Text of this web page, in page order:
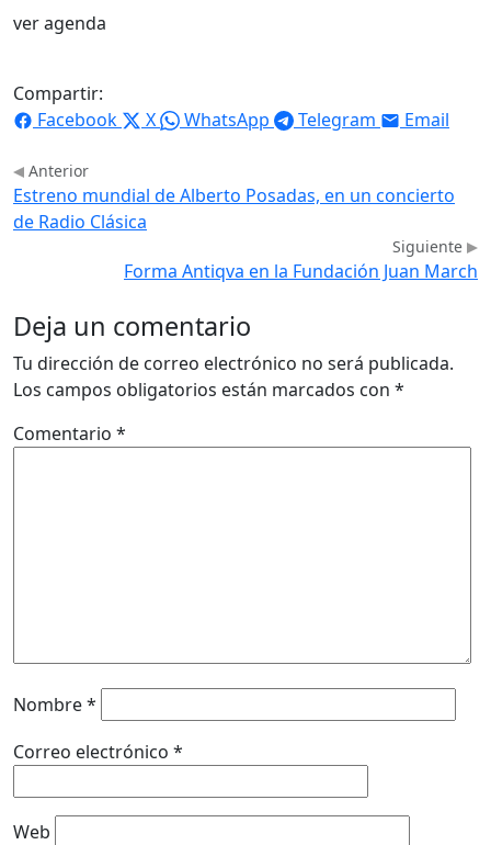
ver agenda
Compartir:
Facebook
X WhatsApp Telegram Email
Anterior
Estreno mundial de Alberto Posadas, en un concierto
de Radio Clásica
Siguiente
Forma Antiqva en la Fundación Juan March
Deja un comentario
Tu dirección de correo electrónico no será publicada.
Los campos obligatorios están marcados con *
Comentario *
Nombre*
Correo electrónico *
Web